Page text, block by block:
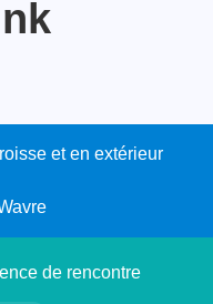
et en extérieur
de rencontre